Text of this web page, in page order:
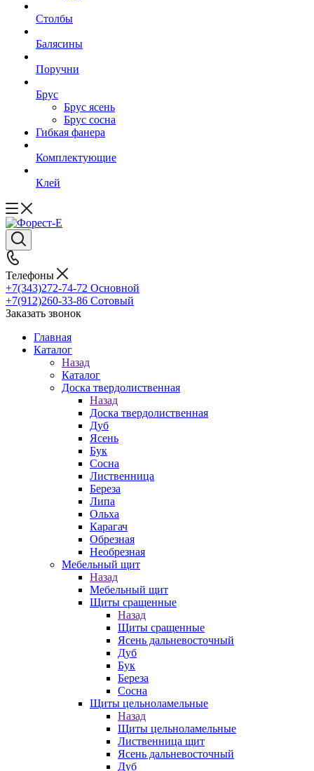
Столбы
Балясины
Поручни
Брус
Брус ясень
Брус сосна
Гибкая фанера
Комплектующие
Клей
Телефоны
+7(343)272-74-72 Основной
+7(912)260-33-86 Сотовый
Заказать звонок
Главная
Каталог
Назад
Каталог
Доска твердолиственная
Назад
Доска твердолиственная
Дуб
Ясень
Бук
Сосна
Лиственница
Береза
Липа
Ольха
Карагач
Обрезная
Необрезная
Мебельный щит
Назад
Мебельный щит
Щиты сращенные
Назад
Щиты сращенные
Ясень дальневосточный
Дуб
Бук
Береза
Сосна
Щиты цельноламельные
Назад
Щиты цельноламельные
Лиственница щит
Ясень дальневосточный
Дуб